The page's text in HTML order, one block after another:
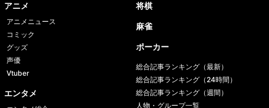
アニメ
アニメニュース
コミック
グッズ
声優
Vtuber
エンタメ
将棋
麻雀
ポーカー
総合記事ランキング（最新）
総合記事ランキング（24時間）
総合記事ランキング（週間）
人物・グループ一覧